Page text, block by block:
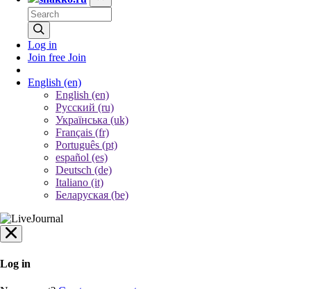
Log in
Join free Join
English (en)
English (en)
Русский (ru)
Українська (uk)
Français (fr)
Português (pt)
español (es)
Deutsch (de)
Italiano (it)
Беларуская (be)
Log in